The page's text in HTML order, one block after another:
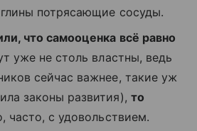
потрясающие сосуды.
что самооценка всё равно
уже не столь властны, ведь
сейчас важнее, такие уж
законы развития), то
часто, с удовольствием.